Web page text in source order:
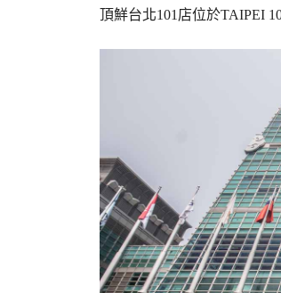
頂鮮台北101店位於TAIPEI